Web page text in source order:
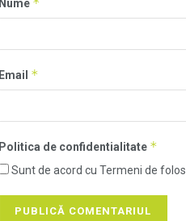
Nume
Email *
Politica de confidentialitate *
Sunt de acord cu Termeni de